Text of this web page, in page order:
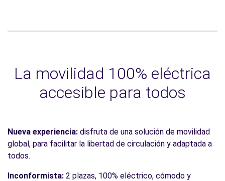
La movilidad 100% eléctrica
accesible para todos
Nueva experiencia: disfruta de una solución de movilidad
global, para facilitar la libertad de circulación y adaptada a
todos.
Inconformista: 2 plazas, 100% eléctrico, cómodo y